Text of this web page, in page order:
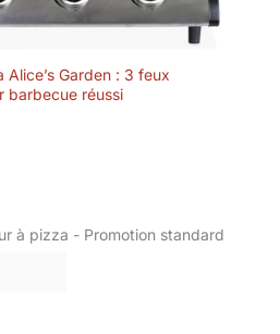
Alice’s Garden : 3 feux
barbecue réussi